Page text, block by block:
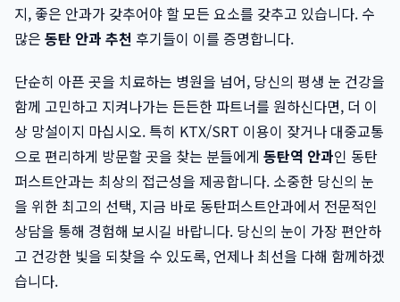
지, 좋은 안과가 갖추어야 할 모든 요소를 갖추고 있습니다. 수
많은 동탄 안과 추천 후기들이 이를 증명합니다.
단순히 아픈 곳을 치료하는 병원을 넘어, 당신의 평생 눈 건강을
함께 고민하고 지켜나가는 든든한 파트너를 원하신다면, 더 이
상 망설이지 마십시오. 특히 KTX/SRT 이용이 잦거나 대중교통
으로 편리하게 방문할 곳을 찾는 분들에게 동탄역 안과인 동탄
퍼스트안과는 최상의 접근성을 제공합니다. 소중한 당신의 눈
을 위한 최고의 선택, 지금 바로 동탄퍼스트안과에서 전문적인
상담을 통해 경험해 보시길 바랍니다. 당신의 눈이 가장 편안하
고 건강한 빛을 되찾을 수 있도록, 언제나 최선을 다해 함께하겠
습니다.